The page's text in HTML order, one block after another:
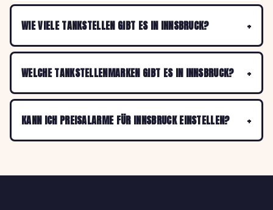
WIE VIELE TANKSTELLEN GIBT ES IN INNSBRUCK?
WELCHE TANKSTELLENMARKEN GIBT ES IN INNSBRUCK?
KANN ICH PREISALARME FÜR INNSBRUCK EINSTELLEN?